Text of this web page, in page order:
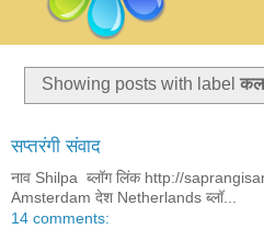
Showing posts with label
सप्तरंगी संवाद
नाव Shilpa ब्लॉग लिंक http://
Amsterdam देश Netherlands ब्लॉ...
14 comments: